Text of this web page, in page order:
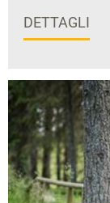
DETTAGLI